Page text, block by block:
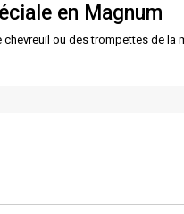
en Magnum
chevreuil ou des trompettes de